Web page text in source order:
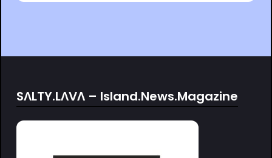
SΛLTY.LΛVΛ – Island.News.Magazine